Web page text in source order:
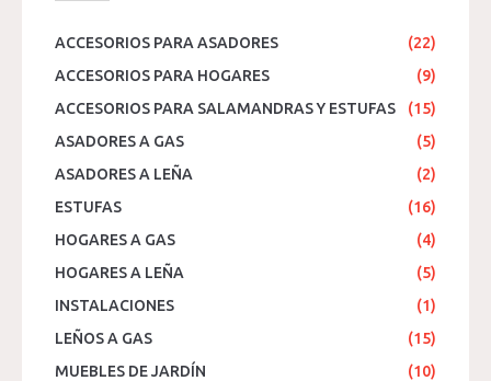
ACCESORIOS PARA ASADORES
(22)
ACCESORIOS PARA HOGARES
(9)
ACCESORIOS PARA SALAMANDRAS Y ESTUFAS
(15)
ASADORES A GAS
(5)
ASADORES A LEÑA
(2)
ESTUFAS
(16)
HOGARES A GAS
(4)
HOGARES A LEÑA
(5)
INSTALACIONES
(1)
LEÑOS A GAS
(15)
MUEBLES DE JARDÍN
(10)